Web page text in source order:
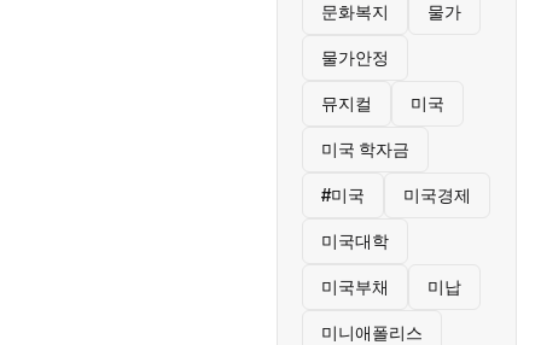
문화복지 물가
물가안정
뮤지컬 미국
미국 학자금
#미국 미국경제
미국대학
미국부채 미납
미니애폴리스